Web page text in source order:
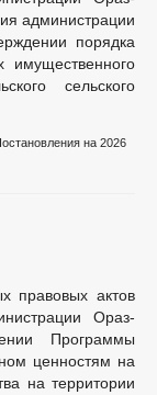
администрации
порядка
имущественного
сельского
на 2026
правовых актов
Ораз-
Программы
ценностям на
на территории